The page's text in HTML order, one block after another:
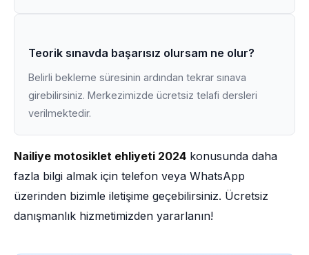
Teorik sınavda başarısız olursam ne olur?
Belirli bekleme süresinin ardından tekrar sınava
girebilirsiniz. Merkezimizde ücretsiz telafi dersleri
verilmektedir.
Nailiye motosiklet ehliyeti 2024 konusunda daha
fazla bilgi almak için telefon veya WhatsApp
üzerinden bizimle iletişime geçebilirsiniz. Ücretsiz
danışmanlık hizmetimizden yararlanın!